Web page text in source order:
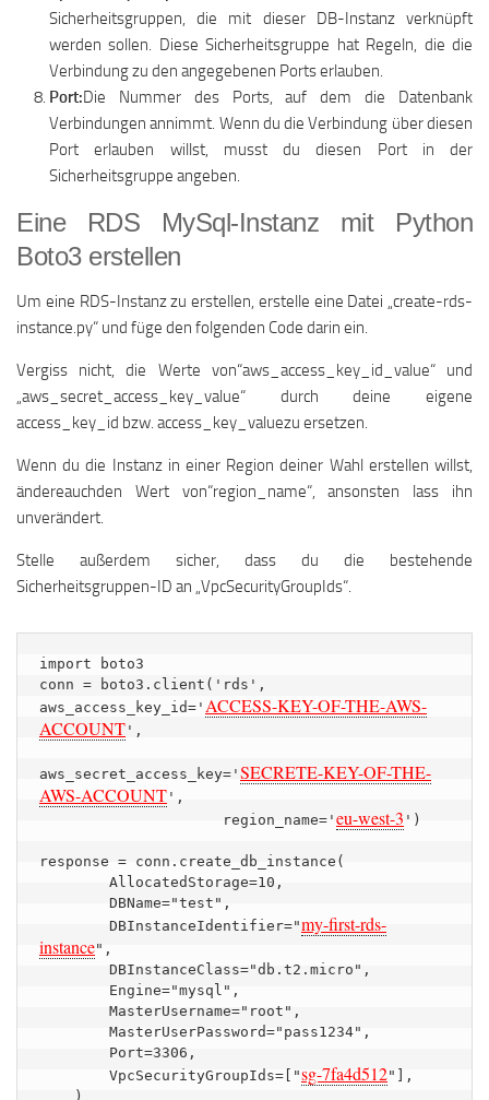
Sicherheitsgruppen, die mit dieser DB-Instanz verknüpft
werden sollen. Diese Sicherheitsgruppe hat Regeln, die die
Verbindung zu den angegebenen Ports erlauben.
Port:Die Nummer des Ports, auf dem die Datenbank
Verbindungen annimmt. Wenn du die Verbindung über diesen
Port erlauben willst, musst du diesen Port in der
Sicherheitsgruppe angeben.
Eine RDS MySql-Instanz mit Python
Boto3 erstellen
Um eine RDS-Instanz zu erstellen, erstelle eine Datei „create-rds-
instance.py“ und füge den folgenden Code darin ein.
Vergiss nicht, die Werte von“aws_access_key_id_value“ und
„aws_secret_access_key_value“ durch deine eigene
access_key_id bzw. access_key_valuezu ersetzen.
Wenn du die Instanz in einer Region deiner Wahl erstellen willst,
ändereauchden Wert von“region_name“, ansonsten lass ihn
unverändert.
Stelle außerdem sicher, dass du die bestehende
Sicherheitsgruppen-ID an „VpcSecurityGroupIds“.
import boto3
conn = boto3.client('rds',
aws_access_key_id=' ACCESS-KEY-OF-THE-AWS-
ACCOUNT ',
aws_secret_access_key=' SECRETE-KEY-OF-THE-
AWS-ACCOUNT ',
                     region_name='
eu-west-3 ')
response = conn.create_db_instance(
        DBInstanceIdentifier="
my-first-rds-
instance",
        VpcSecurityGroupIds=["
sg-7fa4d512"],